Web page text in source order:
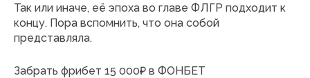
Так или иначе, её эпоха во главе ФЛГР подходит к
концу. Пора вспомнить, что она собой
представляла.
Забрать фрибет 15 000₽ в ФОНБЕТ